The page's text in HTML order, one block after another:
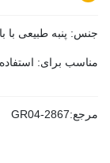
جنس: پنبه طبیعی با
مناسب برای:
مرجع:GR04-2867